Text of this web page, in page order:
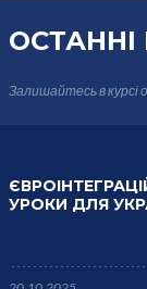
Залишайтесь в курсі
УРОКИ ДЛЯ